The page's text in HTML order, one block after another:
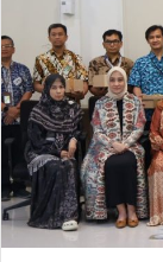
n
e
m
a
i
l